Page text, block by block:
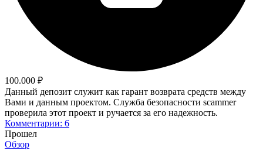
100.000 ₽
Данный депозит служит как гарант возврата средств между
Вами и данным проектом. Служба безопасности scammer
проверила этот проект и ручается за его надежность.
Комментарии: 6
Прошел
Обзор